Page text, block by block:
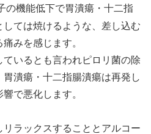
の機能低下で胃潰瘍・十二指
ては焼けるような、差し込む
みを感じます。
いるとも言われピロリ菌の除
潰瘍・十二指腸潰瘍は再発し
で悪化します。
ラックスすることとアルコー